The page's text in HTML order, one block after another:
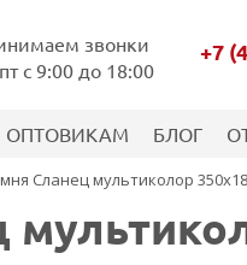
звонки
с 9:00 до 18:00
+7
ОПТОВИКАМ БЛОГ
Сланец мультиколор